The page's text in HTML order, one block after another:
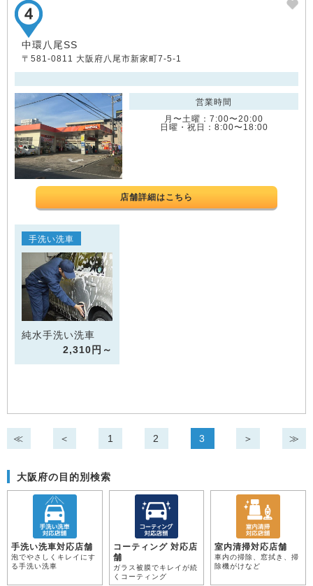
中環八尾SS
〒581-0811 大阪府八尾市新家町7-5-1
営業時間
月〜土曜：7:00〜20:00
日曜・祝日：8:00〜18:00
店舗詳細はこちら
手洗い洗車
純水手洗い洗車
2,310円～
≪ ＜ 1 2 3 ＞ ≫
大阪府の目的別検索
手洗い洗車対応店舗
泡でやさしくキレイにす
る手洗い洗車
コーティング 対応店
舗
ガラス被膜でキレイが続
くコーティング
室内清掃対応店舗
車内の掃除、窓拭き、掃
除機がけなど